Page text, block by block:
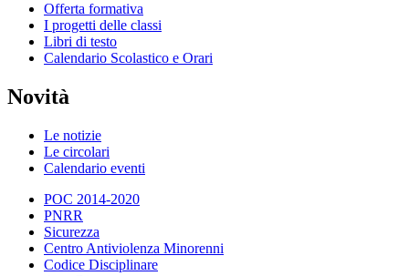
Offerta formativa
I progetti delle classi
Libri di testo
Calendario Scolastico e Orari
Novità
Le notizie
Le circolari
Calendario eventi
POC 2014-2020
PNRR
Sicurezza
Centro Antiviolenza Minorenni
Codice Disciplinare